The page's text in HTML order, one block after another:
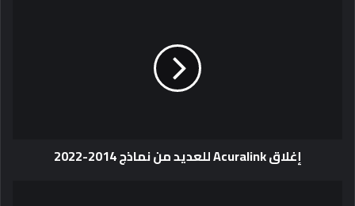
إغلاق Acuralink للعديد من نماذج 2014-2022